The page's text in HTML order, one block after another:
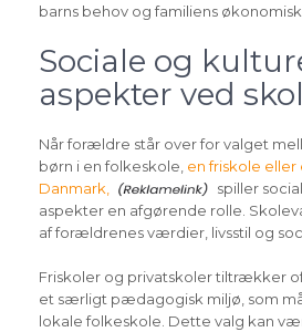
barns behov og familiens
Sociale og
aspekter ved
Når forældre står over for valget
børn i en folkeskole, en friskole eller
Danmark,
spiller
aspekter en afgørende rolle.
af forældrenes værdier, livsstil og
Friskoler og privatskoler tiltrækker
et særligt pædagogisk miljø, som
lokale folkeskole. Dette valg kan